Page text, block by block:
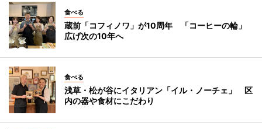
食べる
蔵前「コフィノワ」が10周年 「コーヒーの輪」
広げ次の10年へ
食べる
浅草・松が谷にイタリアン「イル・ノーチェ」 区
内の器や食材にこだわり